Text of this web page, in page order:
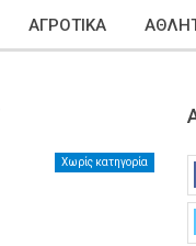
ΑΓΡΟΤΙΚΑ
Χωρίς κατηγορία